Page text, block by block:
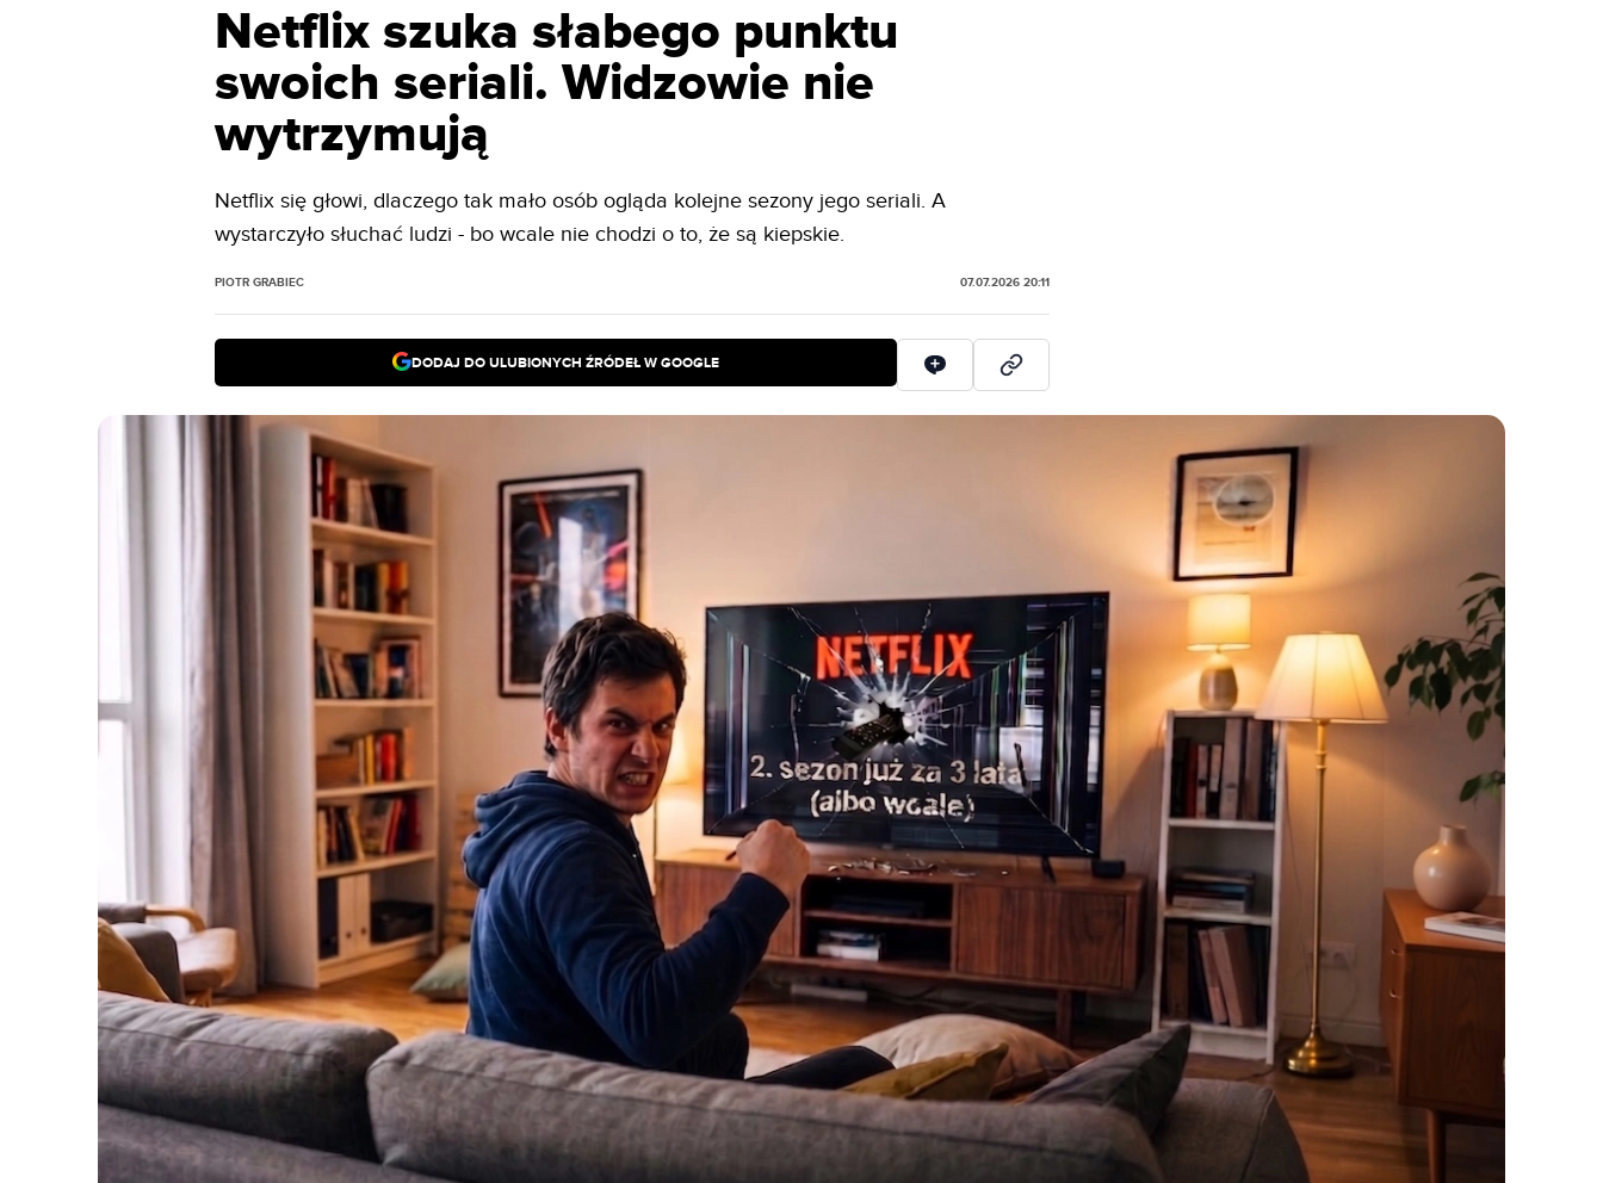
Netflix szuka słabego punktu
swoich seriali. Widzowie nie
wytrzymują
Netflix się głowi, dlaczego tak mało osób ogląda kolejne sezony jego seriali. A
wystarczyło słuchać ludzi - bo wcale nie chodzi o to, że są kiepskie.
PIOTR GRABIEC 07.07.2026 20:11
DODAJ DO ULUBIONYCH ŹRÓDEŁ W GOOGLE